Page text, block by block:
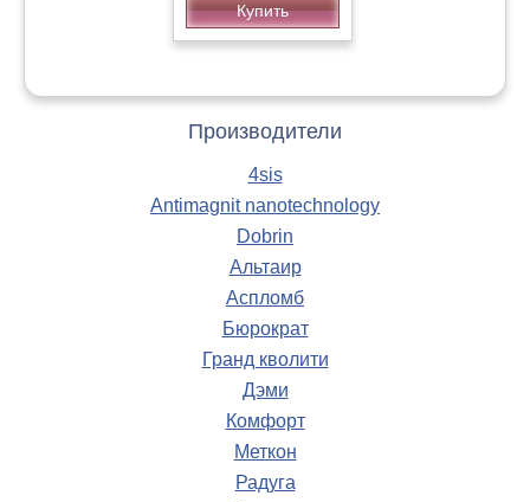
Кресло детское Бюрократ CH-
299/G/15-48
Диван «Арта 7» (Тахта)
Цена: 16500 руб.
Купить
Паллада
Купить
Стул Челси АГ серый
Цена: 5318 руб.
Производители
4sis
Antimagnit nanotechnology
Dobrin
Альтаир
Аспломб
Бюрократ
Гранд кволити
Дэми
Комфорт
Меткон
Радуга